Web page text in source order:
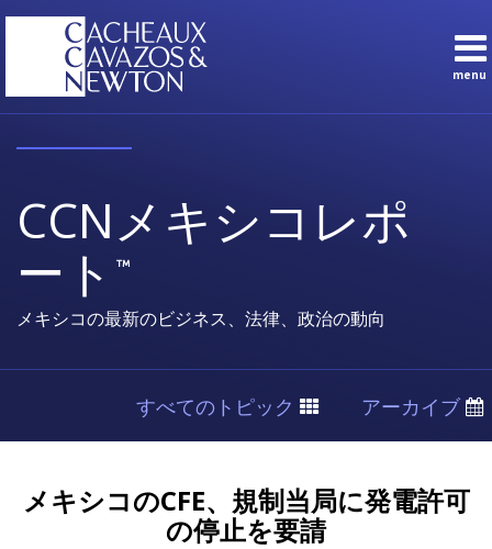
Skip
menu
ト
ピ
ッ
ス
購
す
る
家
て
触
練
Sub-
日本
語
Sub-
Menu
検
CCNメキシコレポ
ート
メキシコの最新のビジネス、法律、政治の動向
すべてのトピック アーカイブ
メキシコのCFE、規制当局に発電許可
の停止を要請
Print:
this
post
this
post
this
post
this
post
Read
more
about